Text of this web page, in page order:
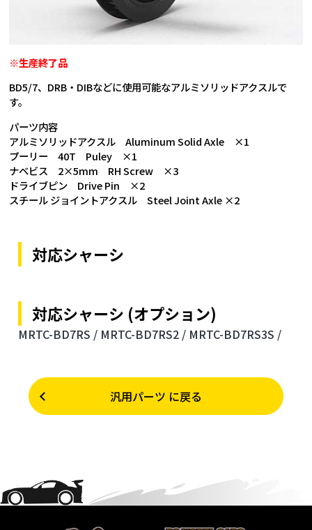
※生産終了品
BD5/7、DRB・DIBなどに使用可能なアルミソリッドアクスルで
す。
パーツ内容
アルミソリッドアクスル Aluminum Solid Axle ×1
プーリー 40T Puley ×1
ナベビス 2×5mm RH Screw ×3
ドライブピン Drive Pin ×2
スチール ジョイントアクスル Steel Joint Axle ×2
対応シャーシ
対応シャーシ (オプション)
MRTC-BD7RS / MRTC-BD7RS2 / MRTC-BD7RS3S /
汎用パーツ に戻る